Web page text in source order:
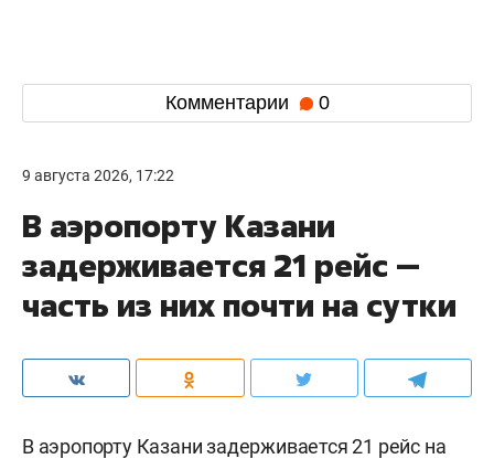
Комментарии 0
9 августа 2026, 17:22
В аэропорту Казани
задерживается 21 рейс —
часть из них почти на сутки
В аэропорту Казани задерживается 21 рейс на